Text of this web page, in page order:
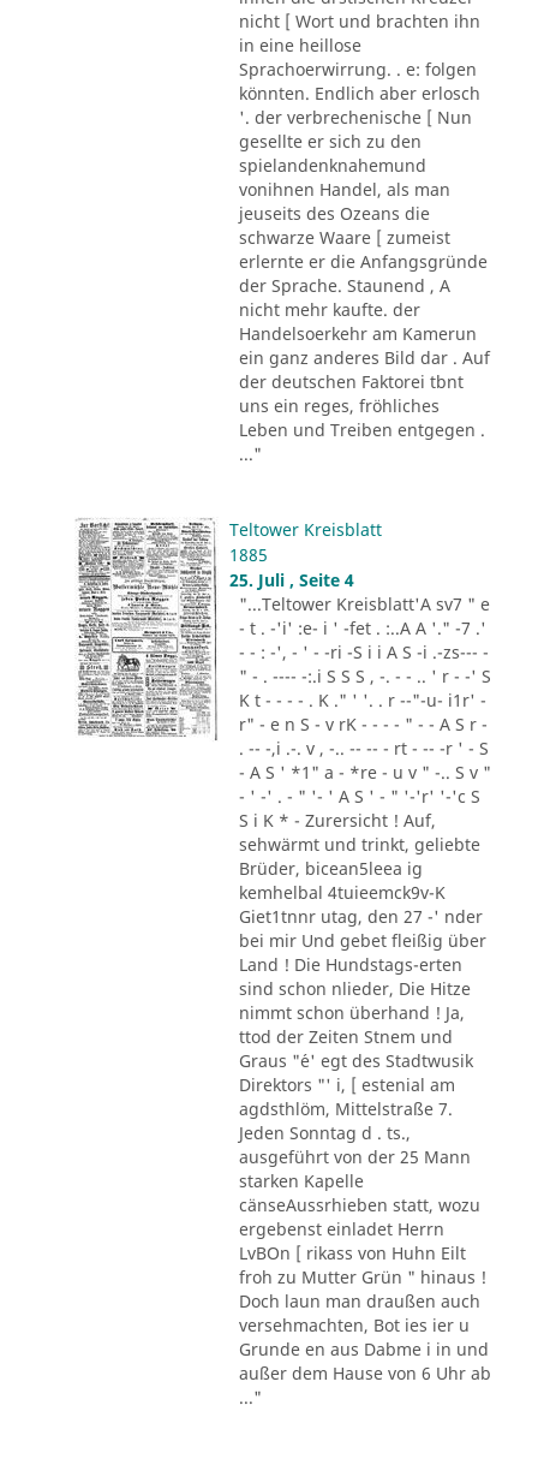
nicht [ Wort und brachten ihn
in eine heillose
Sprachoerwirrung. . e: folgen
könnten. Endlich aber erlosch
'. der verbrechenische [ Nun
gesellte er sich zu den
spielandenknahemund
vonihnen Handel, als man
jeuseits des Ozeans die
schwarze Waare [ zumeist
erlernte er die Anfangsgründe
der Sprache. Staunend , A
nicht mehr kaufte. der
Handelsoerkehr am Kamerun
ein ganz anderes Bild dar . Auf
der deutschen Faktorei tbnt
uns ein reges, fröhliches
Leben und Treiben entgegen .
..."
Teltower Kreisblatt
1885
25. Juli , Seite 4
"...Teltower Kreisblatt'A sv7 " e
- t . -'i' :e- i ' -fet . :..A A '." -7 .'
- - : -', - ' - -ri -S i i A S -i .-zs--- -
" - . ---- -:.i S S S , -. - - .. ' r - -' S
K t - - - - . K ." ' '. . r --"-u- i1r' -
r" - e n S - v rK - - - - " - - A S r -
. -- -,i .-. v , -.. -- -- - rt - -- -r ' - S
- A S ' *1" a - *re - u v " -.. S v "
- ' -' . - " '- ' A S ' - " '-'r' '-'c S
S i K * - Zurersicht ! Auf,
sehwärmt und trinkt, geliebte
Brüder, bicean5leea ig
kemhelbal 4tuieemck9v-K
Giet1tnnr utag, den 27 -' nder
bei mir Und gebet fleißig über
Land ! Die Hundstags-erten
sind schon nlieder, Die Hitze
nimmt schon überhand ! Ja,
ttod der Zeiten Stnem und
Graus "´e' egt des Stadtwusik
Direktors "' i, [ estenial am
agdsthlöm, Mittelstraße 7.
Jeden Sonntag d . ts.,
ausgeführt von der 25 Mann
starken Kapelle
cänseAussrhieben statt, wozu
ergebenst einladet Herrn
LvBOn [ rikass von Huhn Eilt
froh zu Mutter Grün " hinaus !
Doch laun man draußen auch
versehmachten, Bot ies ier u
Grunde en aus Dabme i in und
außer dem Hause von 6 Uhr ab
..."